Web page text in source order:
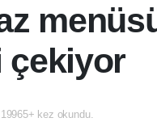
çekiyor
kez okundu.